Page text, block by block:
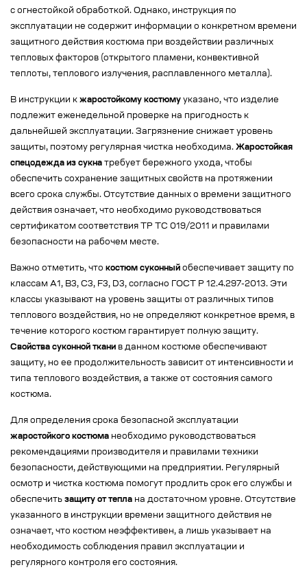
с огнестойкой обработкой. Однако, инструкция по
эксплуатации не содержит информации о конкретном времени
защитного действия костюма при воздействии различных
тепловых факторов (открытого пламени, конвективной
теплоты, теплового излучения, расплавленного металла).
В инструкции к жаростойкому костюму указано, что изделие
подлежит еженедельной проверке на пригодность к
дальнейшей эксплуатации. Загрязнение снижает уровень
защиты, поэтому регулярная чистка необходима. Жаростойкая
спецодежда из сукна требует бережного ухода, чтобы
обеспечить сохранение защитных свойств на протяжении
всего срока службы. Отсутствие данных о времени защитного
действия означает, что необходимо руководствоваться
сертификатом соответствия ТР ТС 019/2011 и правилами
безопасности на рабочем месте.
Важно отметить, что костюм суконный обеспечивает защиту по
классам А1, В3, С3, F3, D3, согласно ГОСТ Р 12.4.297-2013. Эти
классы указывают на уровень защиты от различных типов
теплового воздействия, но не определяют конкретное время, в
течение которого костюм гарантирует полную защиту.
Свойства суконной ткани в данном костюме обеспечивают
защиту, но ее продолжительность зависит от интенсивности и
типа теплового воздействия, а также от состояния самого
костюма.
Для определения срока безопасной эксплуатации
жаростойкого костюма необходимо руководствоваться
рекомендациями производителя и правилами техники
безопасности, действующими на предприятии. Регулярный
осмотр и чистка костюма помогут продлить срок его службы и
обеспечить защиту от тепла на достаточном уровне. Отсутствие
указанного в инструкции времени защитного действия не
означает, что костюм неэффективен, а лишь указывает на
необходимость соблюдения правил эксплуатации и
регулярного контроля его состояния.